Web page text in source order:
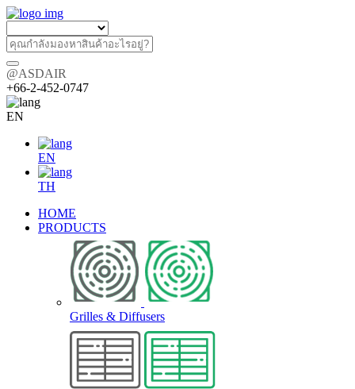
@ASDAIR
+66-2-452-0747
EN
EN
TH
HOME
PRODUCTS
Grilles & Diffusers